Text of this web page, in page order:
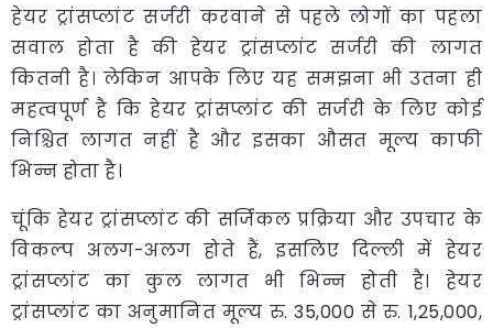
हेयर ट्रांसप्लांट सर्जरी करवाने से पहले लोगों का पहला
सवाल होता है की हेयर ट्रांसप्लांट सर्जरी की लागत
कितनी है। लेकिन आपके लिए यह समझना भी उतना ही
महत्वपूर्ण है कि हेयर ट्रांसप्लांट की सर्जरी के लिए कोई
निश्चित लागत नहीं है और इसका औसत मूल्य काफी
भिन्न होता है।
चूंकि हेयर ट्रांसप्लांट की सर्जिकल प्रक्रिया और उपचार के
विकल्प अलग-अलग होते हैं, इसलिए दिल्ली में हेयर
ट्रांसप्लांट का कुल लागत भी भिन्न होती है। हेयर
ट्रांसप्लांट का अनुमानित मूल्य रु. 35,000 से रु. 1,25,000,